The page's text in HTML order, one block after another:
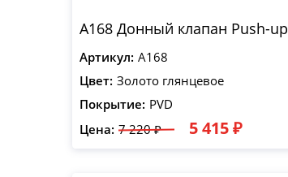
A168 Донный клапан Push-up
Артикул: A168
Цвет: Золото глянцевое
Покрытие: PVD
Цена: 7 220 ₽ 5 415 ₽